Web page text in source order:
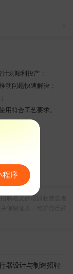
划顺利投产；
动问题快速解决；
用符合工艺要求。
生产工艺；
合作精神。
行器设计与制造招聘
程序